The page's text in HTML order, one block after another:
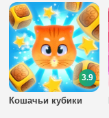
Кошачьи кубики
3.9